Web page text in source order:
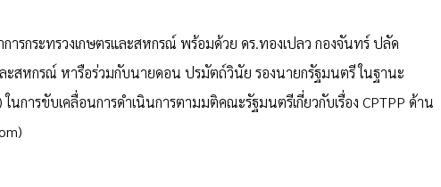
รกระทรวงเกษตรและสหกรณ์ พร้อมด้วย ดร.ทองเปลว กองจันทร์ ปลัด
ะสหกรณ์ หารือร่วมกับนายดอน ปรมัตถ์วินัย รองนายกรัฐมนตรี ในฐานะ
นการขับเคลื่อนการดำเนินการตามมติคณะรัฐมนตรีเกี่ยวกับเรื่อง CPTPP ด้าน